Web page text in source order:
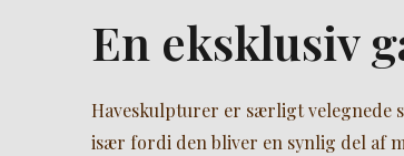
En eksklusiv
Haveskulpturer er særligt velegnede
især fordi den bliver en synlig del af